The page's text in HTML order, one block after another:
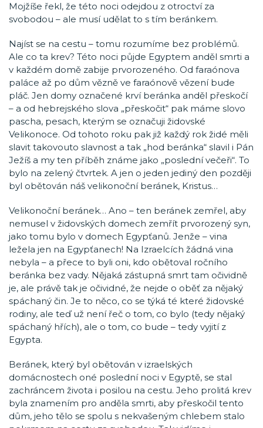
Mojžíše řekl, že této noci odejdou z otroctví za
svobodou – ale musí udělat to s tím beránkem.
Najíst se na cestu – tomu rozumíme bez problémů.
Ale co ta krev? Této noci půjde Egyptem anděl smrti a
v každém domě zabije prvorozeného. Od faraónova
paláce až po dům vězně ve faraónově vězení bude
pláč. Jen domy označené krví beránka anděl přeskočí
– a od hebrejského slova „přeskočit“ pak máme slovo
pascha, pesach, kterým se označuji židovské
Velikonoce. Od tohoto roku pak již každý rok židé měli
slavit takovouto slavnost a tak „hod beránka“ slavil i Pán
Ježíš a my ten příběh známe jako „poslední večeři“. To
bylo na zelený čtvrtek. A jen o jeden jediný den později
byl obětován náš velikonoční beránek, Kristus…
Velikonoční beránek… Ano – ten beránek zemřel, aby
nemusel v židovských domech zemřít prvorozený syn,
jako tomu bylo v domech Egypťanů. Jenže – vina
ležela jen na Egypťanech! Na Izraelcích žádná vina
nebyla – a přece to byli oni, kdo obětoval ročního
beránka bez vady. Nějaká zástupná smrt tam očividně
je, ale právě tak je očividné, že nejde o oběť za nějaký
spáchaný čin. Je to něco, co se týká té které židovské
rodiny, ale teď už není řeč o tom, co bylo (tedy nějaký
spáchaný hřích), ale o tom, co bude – tedy vyjití z
Egypta.
Beránek, který byl obětován v izraelských
domácnostech oné poslední noci v Egyptě, se stal
zachráncem života i posilou na cestu. Jeho prolitá krev
byla znamením pro anděla smrti, aby přeskočil tento
dům, jeho tělo se spolu s nekvašeným chlebem stalo